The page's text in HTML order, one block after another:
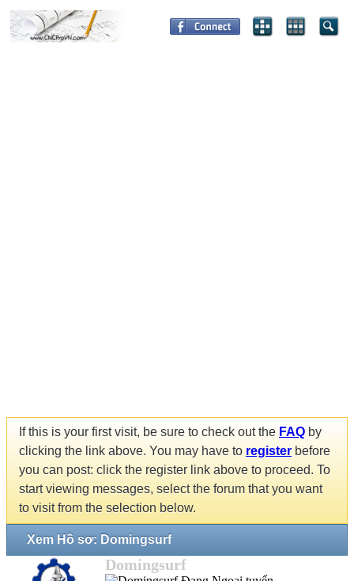
If this is your first visit, be sure to check out the FAQ by
clicking the link above. You may have to register before
you can post: click the register link above to proceed. To
start viewing messages, select the forum that you want
to visit from the selection below.
Xem Hồ sơ: Domingsurf
Domingsurf